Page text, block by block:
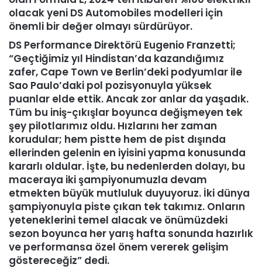
olacak yeni DS Automobiles modelleri için
önemli bir değer olmayı sürdürüyor.
DS Performance Direktörü Eugenio Franzetti;
“Geçtiğimiz yıl Hindistan’da kazandığımız
zafer, Cape Town ve Berlin’deki podyumlar ile
Sao Paulo’daki pol pozisyonuyla yüksek
puanlar elde ettik. Ancak zor anlar da yaşadık.
Tüm bu iniş-çıkışlar boyunca değişmeyen tek
şey pilotlarımız oldu. Hızlarını her zaman
korudular; hem pistte hem de pist dışında
ellerinden gelenin en iyisini yapma konusunda
kararlı oldular. İşte, bu nedenlerden dolayı, bu
maceraya iki şampiyonumuzla devam
etmekten büyük mutluluk duyuyoruz. İki dünya
şampiyonuyla piste çıkan tek takımız. Onların
yeteneklerini temel alacak ve önümüzdeki
sezon boyunca her yarış hafta sonunda hazırlık
ve performansa özel önem vererek gelişim
göstereceğiz” dedi.